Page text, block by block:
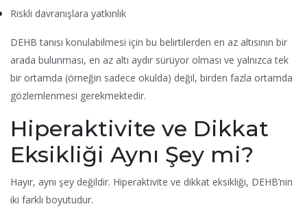
Riskli davranışlara yatkınlık
DEHB tanısı konulabilmesi için bu belirtilerden en az altısının bir
arada bulunması, en az altı aydır sürüyor olması ve yalnızca tek
bir ortamda (örneğin sadece okulda) değil, birden fazla ortamda
gözlemlenmesi gerekmektedir.
Hiperaktivite ve Dikkat
Eksikliği Aynı Şey mi?
Hayır, aynı şey değildir. Hiperaktivite ve dikkat eksikliği, DEHB’nin
iki farklı boyutudur.